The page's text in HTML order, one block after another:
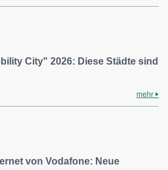
City" 2026: Diese Städte sind
mehr
von Vodafone: Neue